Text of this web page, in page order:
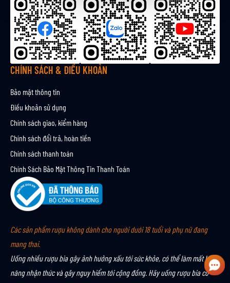
CHÍNH SÁCH & ĐIỀU KHOẢN
Bảo mật thông tin
Điều khoản sử dụng
Chính sách giao, kiểm hàng
Chính sách đổi trả, hoàn tiền
Chính sách thanh toán
Chính Sách Bảo Mật Thông Tin Thanh Toán
Các sản phẩm rượu không dành cho người dưới 18 tuổi và phụ nữ đang
mang thai.
Uống nhiều rượu bia gây ảnh hưởng xấu tới sức khỏe, có thể làm mất khả
năng nhận thức và gây nguy hiểm tới cộng đồng. Hãy uống rượu bia có